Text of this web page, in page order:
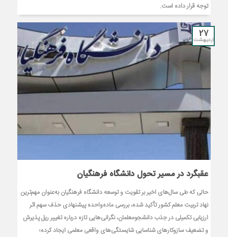
توجه قرار داده است.
27
اردیبهشت
عقبگرد در مسیر تحول دانشگاه فرهنگیان
حالی که طی سال‌های اخیر بر تقویت و توسعه دانشگاه فرهنگیان به‌عنوان مهم‌ترین
نهاد تربیت معلم کشور تأکید شده، بررسی ماده‌واحده پیشنهادی حذف سهم اثر
ارزیابی تکمیلی در جذب دانشجومعلمان، نگرانی‌هایی تازه درباره تغییر ریل پذیرش
و تضعیف سازوکارهای شناسایی شایستگی‌های واقعی معلمی ایجاد کرده؛